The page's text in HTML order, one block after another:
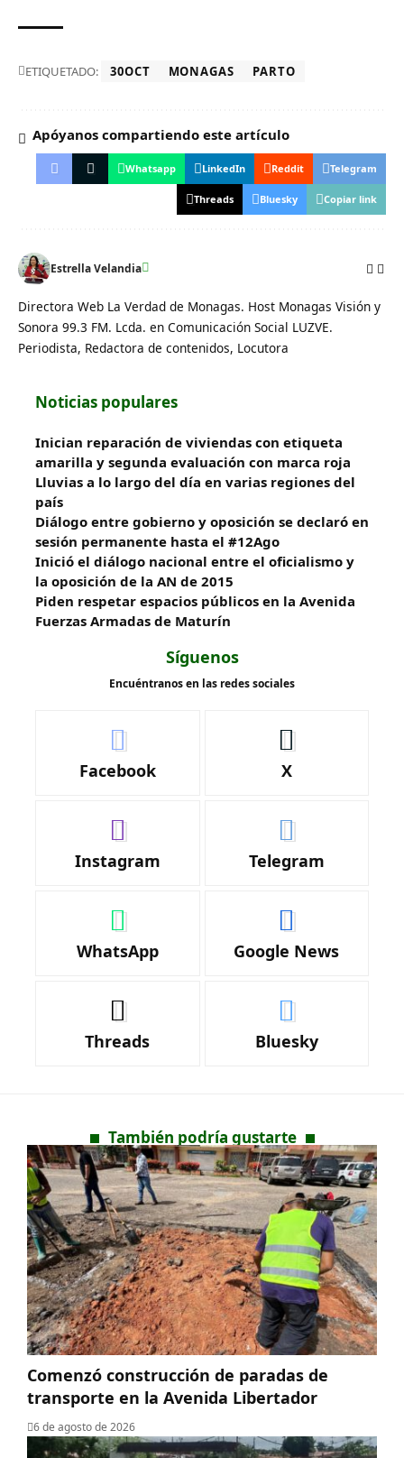
ETIQUETADO: 30OCT MONAGAS PARTO
Apóyanos compartiendo este artículo
Whatsapp LinkedIn Reddit Telegram
Threads Bluesky Copiar link
Estrella Velandia
Directora Web La Verdad de Monagas. Host Monagas Visión y
Sonora 99.3 FM. Lcda. en Comunicación Social LUZVE.
Periodista, Redactora de contenidos, Locutora
Noticias populares
Inician reparación de viviendas con etiqueta
amarilla y segunda evaluación con marca roja
Lluvias a lo largo del día en varias regiones del
país
Diálogo entre gobierno y oposición se declaró en
sesión permanente hasta el #12Ago
Inició el diálogo nacional entre el oficialismo y
la oposición de la AN de 2015
Piden respetar espacios públicos en la Avenida
Fuerzas Armadas de Maturín
Síguenos
Encuéntranos en las redes sociales
Facebook X
Instagram Telegram
WhatsApp Google News
Threads Bluesky
También podría gustarte
​Comenzó construcción de paradas de
transporte en la Avenida Libertador
6 de agosto de 2026